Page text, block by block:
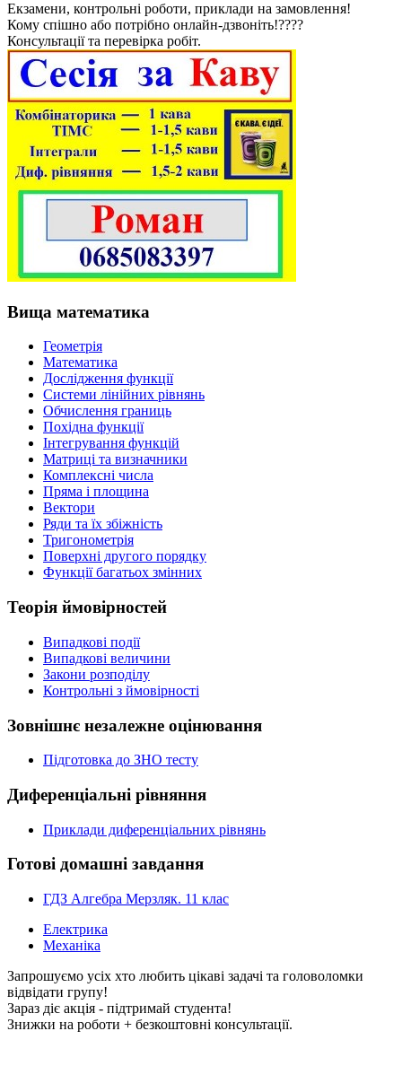
Екзамени, контрольні роботи, приклади на замовлення!
Кому спішно або потрібно онлайн-дзвоніть!????
Консультації та перевірка робіт.
Вища математика
Геометрія
Математика
Дослідження функції
Системи лінійних рівнянь
Обчислення границь
Похідна функції
Інтегрування функцій
Матриці та визначники
Комплексні числа
Пряма і площина
Вектори
Ряди та їх збіжність
Тригонометрія
Поверхні другого порядку
Функції багатьох змінних
Теорія ймовірностей
Випадкові події
Випадкові величини
Закони розподілу
Контрольні з ймовірності
Зовнішнє незалежне оцінювання
Підготовка до ЗНО тесту
Диференціальні рівняння
Приклади диференціальних рівнянь
Готові домашні завдання
ГДЗ Алгебра Мерзляк. 11 клас
Електрика
Механіка
Запрошуємо усіх хто любить цікаві задачі та головоломки
відвідати групу!
Зараз діє акція - підтримай студента!
Знижки на роботи + безкоштовні консультації.